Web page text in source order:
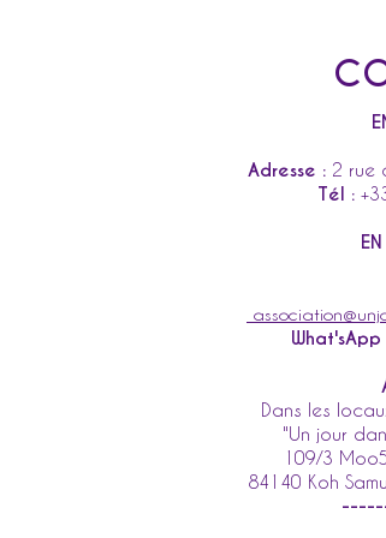
Adresse : 2 rue
Tél :
What'sApp
Dans les
"Un jour
109/3
84140 Koh